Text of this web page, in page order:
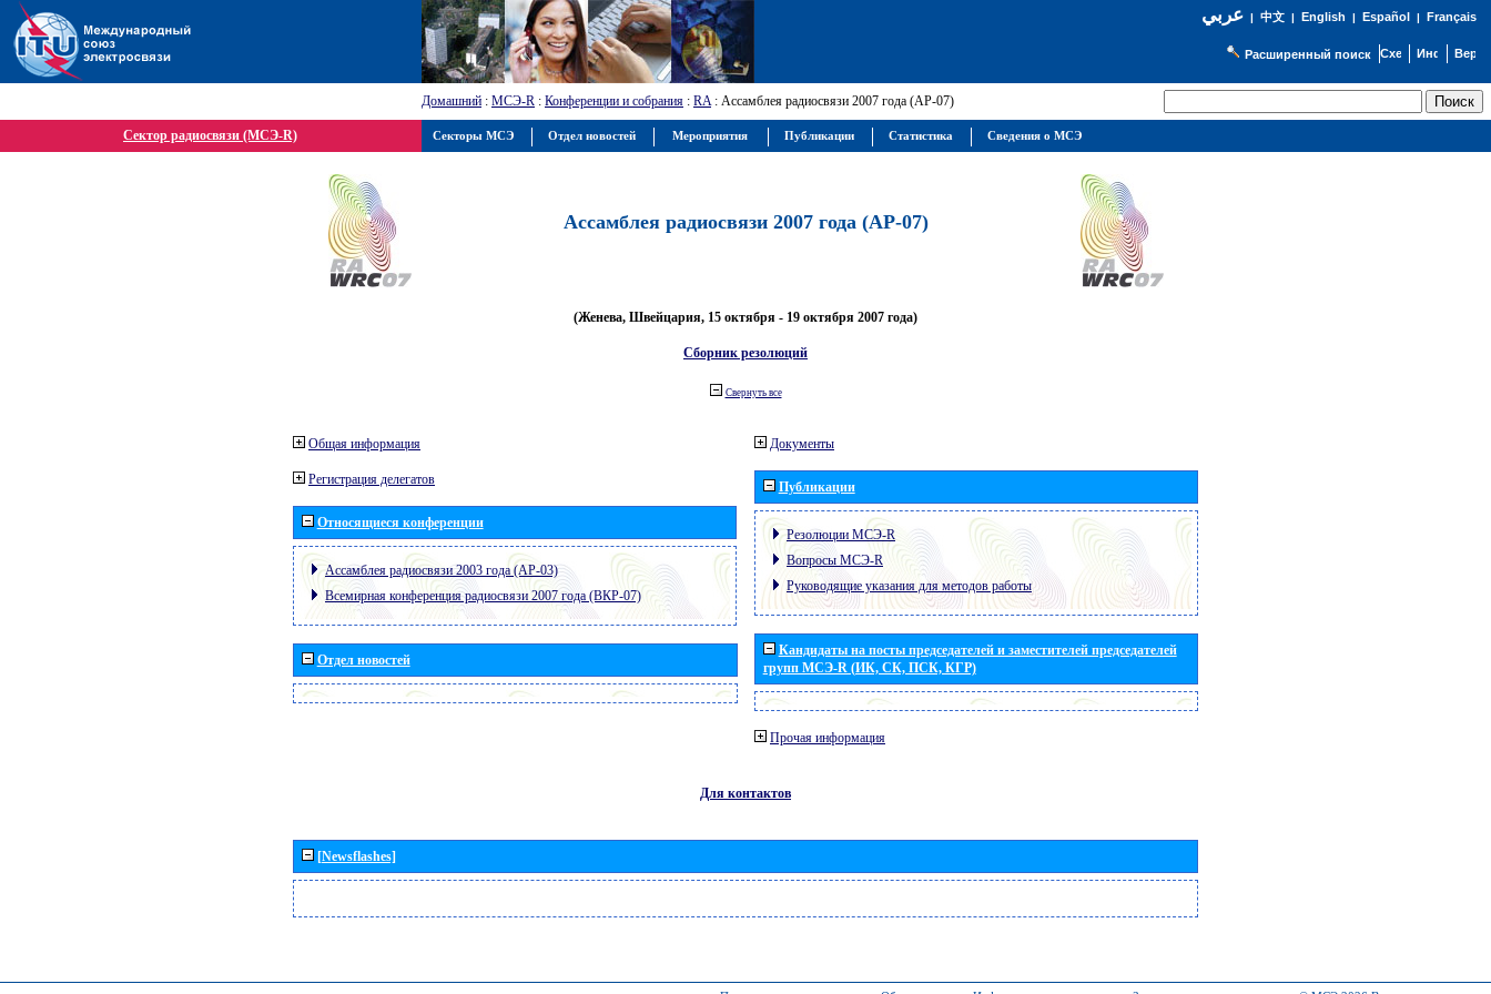
عربي| 中文| English | Español | Français
Расширенный поиск
Домашний : МСЭ-R : Конференции и собрания : RA: Ассамблея радиосвязи 2007 года (АР-07)
Сектор радиосвязи (МСЭ-R)
Ассамблея радиосвязи 2007 года (АР-07)
(Женева, Швейцария, 15 октября - 19 октября 2007 года)
Сборник резолюций
Свернуть все
Общая информация
Регистрация делегатов
Относящиеся конференции
Ассамблея радиосвязи 2003 года (АР-03)
Всемирная конференция радиосвязи 2007 года (ВКР-07)
Отдел новостей
Документы
Публикации
Резолюции МСЭ-R
Вопросы МСЭ-R
Руководящие указания для методов работы
Кандидаты на посты председателей и заместителей председателей
групп МСЭ-R (ИК, СК, ПСК, КГР)
Прочая информация
Для контактов
[Newsflashes]
Секторы МСЭ Отдел новостей Мероприятия Публикации Статистика Сведения о МСЭ